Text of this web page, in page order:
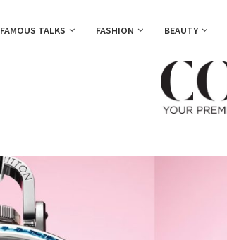
FAMOUS TALKS FASHION BEAUTY